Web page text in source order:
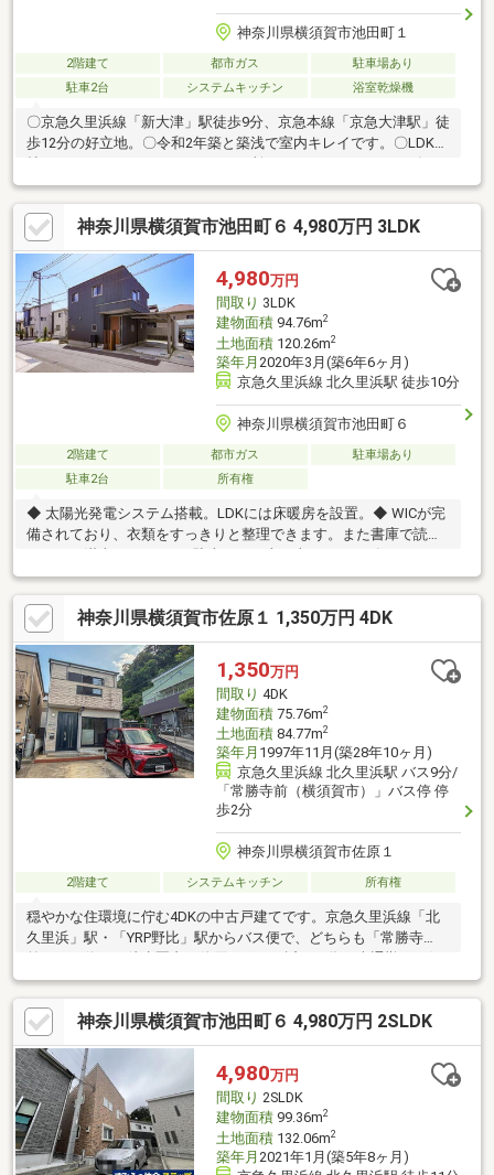
神奈川県横須賀市池田町１
2階建て 都市ガス
駐車場あり
駐車2台
システムキッチン 浴室乾燥機
〇京急久里浜線「新大津」駅徒歩9分、京急本線「京急大津駅」徒
歩12分の好立地。〇令和2年築と築浅で室内キレイです。〇LDK20
クロークと住みやすさを追求した注文住宅ならではの間取り〇カ
ースペース2台分、前面道路幅員6ｍ以上と駐車もしやすいです。
〇売主負担負担にてハウスクリーニング実施予定
神奈川県横須賀市池田町６ 4,980万円 3LDK
4,980万円
間取り 3LDK
建物面積94.76m2
土地面積120.26m2
築年月 2020年3月(築6年6ヶ月)
京急久里浜線 北久里浜駅 徒歩10分
神奈川県横須賀市池田町６
2階建て 都市ガス
駐車場あり
駐車2台
所有権
◆ 太陽光発電システム搭載。LDKには床暖房を設置。◆ WICが完
備されており、衣類をすっきりと整理できます。また書庫で読書
す。現地でご確認ください。※カーポートの屋根は金融機関から
撤去を求められる可能性があります。※西側隣家との間に現状ブ
ロックフェンス等はありません。※中古物件につき、キズ。汚
れ、経年劣化等が見受けられます。予めご承知おきください。※
建物新築時の申請敷地面積は120.39㎡です。※太陽光発電名義変更
を行政書士等に依頼して費用が発生する場合、その費用は買主の
負担となります。※私道持分：410㎡の1/1８
神奈川県横須賀市佐原１ 1,350万円 4DK
1,350万円
間取り 4DK
建物面積75.76m2
土地面積84.77m2
築年月 1997年11月(築28年10ヶ月)
京急久里浜線 北久里浜駅 バス9分/
「常勝寺前（横須賀市）」バス停 停
歩2分
神奈川県横須賀市佐原１
2階建て システムキッチン 所有権
穏やかな住環境に佇む4DKの中古戸建てです。京急久里浜線「北
久里浜」駅・「YRP野比」駅からバス便で、どちらも「常勝寺
利な立地です。
神奈川県横須賀市池田町６ 4,980万円 2SLDK
4,980万円
間取り 2SLDK
建物面積99.36m2
土地面積132.06m2
築年月 2021年1月(築5年8ヶ月)